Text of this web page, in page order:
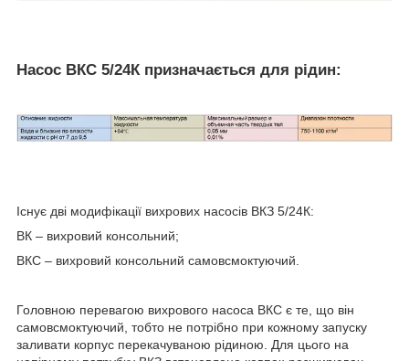
Насос ВКС 5/24К призначається для рідин:
Існує дві модифікації вихрових насосів ВКЗ 5/24К:
ВК – вихровий консольний;
ВКС – вихровий консольний самовсмоктуючий.
Головною перевагою вихрового насоса ВКС є те, що він
самовсмоктуючий, тобто не потрібно при кожному запуску
заливати корпус перекачуваною рідиною. Для цього на